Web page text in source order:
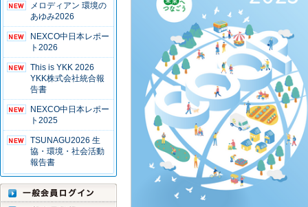
メロディアン 環境の
あゆみ2026
NEXCO中日本レポー
ト2026
This is YKK 2026
YKK株式会社統合報
告書
NEXCO中日本レポー
ト2025
TSUNAGU2026 生
協・環境・社会活動
報告書